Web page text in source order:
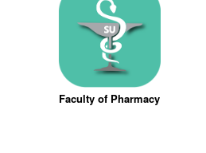
Faculty of Pharmacy